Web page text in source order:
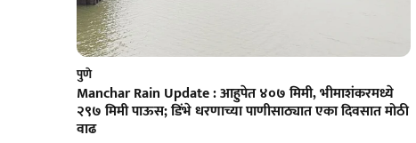
पुणे
Manchar Rain Update : आहुपेत ४०७ मिमी, भीमाशंकरमध्ये
२९७ मिमी पाऊस; डिंभे धरणाच्या पाणीसाठ्यात एका दिवसात मोठी
वाढ